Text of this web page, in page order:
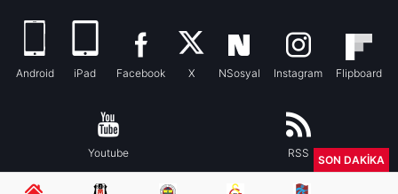
Android iPad Facebook X NSosyal Instagram Flipboard
Youtube RSS
SON DAKİKA